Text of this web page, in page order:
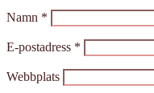
Namn *
E-postadress *
Webbplats